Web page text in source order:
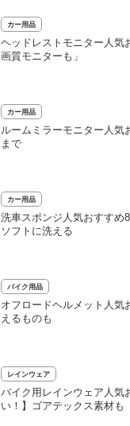
カー用品
ヘッドレストモニター人気
画質モニターも」
カー用品
ルームミラーモニター人気
まで
カー用品
洗車スポンジ人気おすすめ
ソフトに洗える
バイク用品
オフロードヘルメット人気
えるものも
レインウェア
バイク用レインウェア人気
い！】ゴアテックス素材も